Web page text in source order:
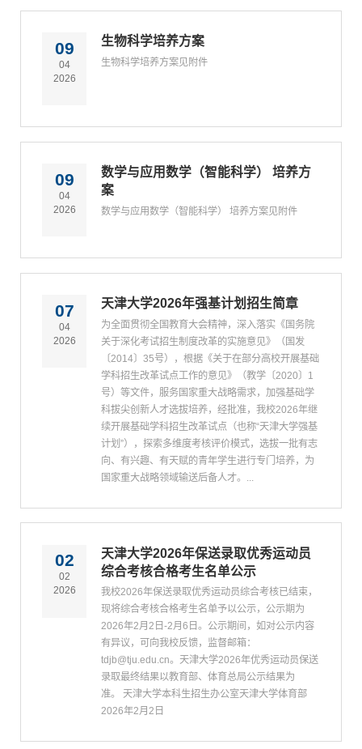
09
04
2026
生物科学培养方案
生物科学培养方案见附件
09
04
2026
数学与应用数学（智能科学） 培养方
案
数学与应用数学（智能科学） 培养方案见附件
07
04
2026
天津大学2026年强基计划招生简章
为全面贯彻全国教育大会精神，深入落实《国务院
关于深化考试招生制度改革的实施意见》（国发
〔2014〕35号），根据《关于在部分高校开展基础
学科招生改革试点工作的意见》（教学〔2020〕1
号）等文件，服务国家重大战略需求，加强基础学
科拔尖创新人才选拔培养，经批准，我校2026年继
续开展基础学科招生改革试点（也称“天津大学强基
计划”），探索多维度考核评价模式，选拔一批有志
向、有兴趣、有天赋的青年学生进行专门培养，为
国家重大战略领域输送后备人才。...
02
02
2026
天津大学2026年保送录取优秀运动员
综合考核合格考生名单公示
我校2026年保送录取优秀运动员综合考核已结束，
现将综合考核合格考生名单予以公示，公示期为
2026年2月2日-2月6日。公示期间，如对公示内容
有异议，可向我校反馈，监督邮箱：
tdjb@tju.edu.cn。天津大学2026年优秀运动员保送
录取最终结果以教育部、体育总局公示结果为
准。 天津大学本科生招生办公室天津大学体育部
2026年2月2日